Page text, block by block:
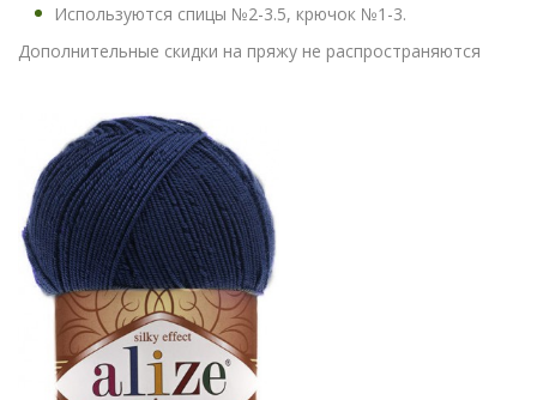
Используются спицы №2-3.5, крючок №1-3.
Дополнительные скидки на пряжу не распространяются